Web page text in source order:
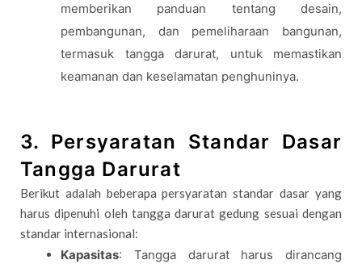
memberikan panduan tentang desain,
pembangunan, dan pemeliharaan bangunan,
termasuk tangga darurat, untuk memastikan
keamanan dan keselamatan penghuninya.
3. Persyaratan Standar Dasar
Tangga Darurat
Berikut adalah beberapa persyaratan standar dasar yang
harus dipenuhi oleh tangga darurat gedung sesuai dengan
standar internasional:
Kapasitas: Tangga darurat harus dirancang